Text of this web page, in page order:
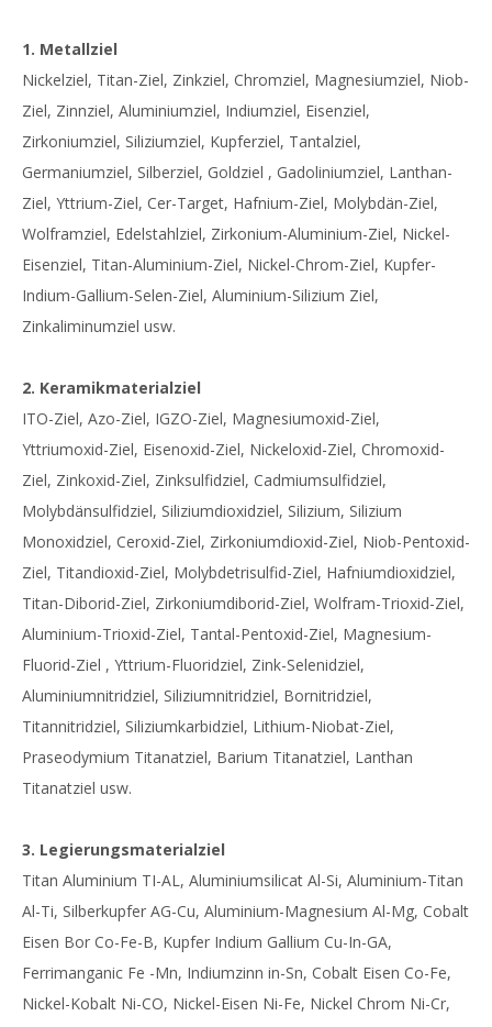
1. Metallziel
Nickelziel, Titan-Ziel, Zinkziel, Chromziel, Magnesiumziel, Niob-
Ziel, Zinnziel, Aluminiumziel, Indiumziel, Eisenziel,
Zirkoniumziel, Siliziumziel, Kupferziel, Tantalziel,
Germaniumziel, Silberziel, Goldziel , Gadoliniumziel, Lanthan-
Ziel, Yttrium-Ziel, Cer-Target, Hafnium-Ziel, Molybdän-Ziel,
Wolframziel, Edelstahlziel, Zirkonium-Aluminium-Ziel, Nickel-
Eisenziel, Titan-Aluminium-Ziel, Nickel-Chrom-Ziel, Kupfer-
Indium-Gallium-Selen-Ziel, Aluminium-Silizium Ziel,
Zinkaliminumziel usw.
2. Keramikmaterialziel
ITO-Ziel, Azo-Ziel, IGZO-Ziel, Magnesiumoxid-Ziel,
Yttriumoxid-Ziel, Eisenoxid-Ziel, Nickeloxid-Ziel, Chromoxid-
Ziel, Zinkoxid-Ziel, Zinksulfidziel, Cadmiumsulfidziel,
Molybdänsulfidziel, Siliziumdioxidziel, Silizium, Silizium
Monoxidziel, Ceroxid-Ziel, Zirkoniumdioxid-Ziel, Niob-Pentoxid-
Ziel, Titandioxid-Ziel, Molybdetrisulfid-Ziel, Hafniumdioxidziel,
Titan-Diborid-Ziel, Zirkoniumdiborid-Ziel, Wolfram-Trioxid-Ziel,
Aluminium-Trioxid-Ziel, Tantal-Pentoxid-Ziel, Magnesium-
Fluorid-Ziel , Yttrium-Fluoridziel, Zink-Selenidziel,
Aluminiumnitridziel, Siliziumnitridziel, Bornitridziel,
Titannitridziel, Siliziumkarbidziel, Lithium-Niobat-Ziel,
Praseodymium Titanatziel, Barium Titanatziel, Lanthan
Titanatziel usw.
3. Legierungsmaterialziel
Titan Aluminium TI-AL, Aluminiumsilicat Al-Si, Aluminium-Titan
Al-Ti, Silberkupfer AG-Cu, Aluminium-Magnesium Al-Mg, Cobalt
Eisen Bor Co-Fe-B, Kupfer Indium Gallium Cu-In-GA,
Ferrimanganic Fe -Mn, Indiumzinn in-Sn, Cobalt Eisen Co-Fe,
Nickel-Kobalt Ni-CO, Nickel-Eisen Ni-Fe, Nickel Chrom Ni-Cr,